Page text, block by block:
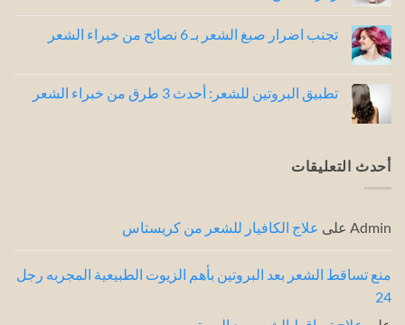
أصدارات
للشعر
المجعد
تعليقات
للشعر
تجنب اضرار صبغ الشعر بـ 6 نصائح من خبراء الشعر
تعليقات
على
تجنب
نصائح
تطبيق البروتين للشعر: أحدث 3 طرق من خبراء الشعر
تطبيق
البروتين
من
الشعر
أحدث التعليقات
Admin على علاج الكافيار للشعر من كريستاس
منع تساقط الشعر بعد البروتين بأهم الزيوت الطبيعية المجربه رجل
24